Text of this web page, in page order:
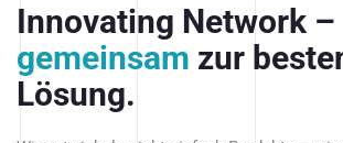
Innovating Network –
gemeinsam zur
Lösung.